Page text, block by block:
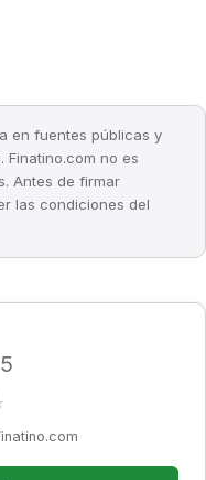
en fuentes públicas y
no es
Antes de firmar
las condiciones del